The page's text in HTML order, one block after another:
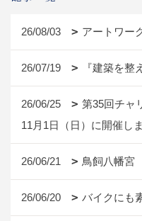
26/08/03 アートワー
26/07/19 『建築を整
26/06/25
第35回チャ
11月1日（日）に開催し
26/06/21 鳥飼八幡宮
26/06/20 バイクにも